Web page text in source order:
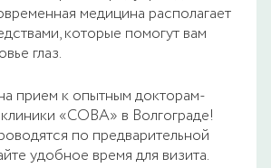
медицина располагает
которые помогут вам
глаз.
прием к опытным докторам-
«СОВА» в Волгограде!
по предварительной
удобное время для визита.